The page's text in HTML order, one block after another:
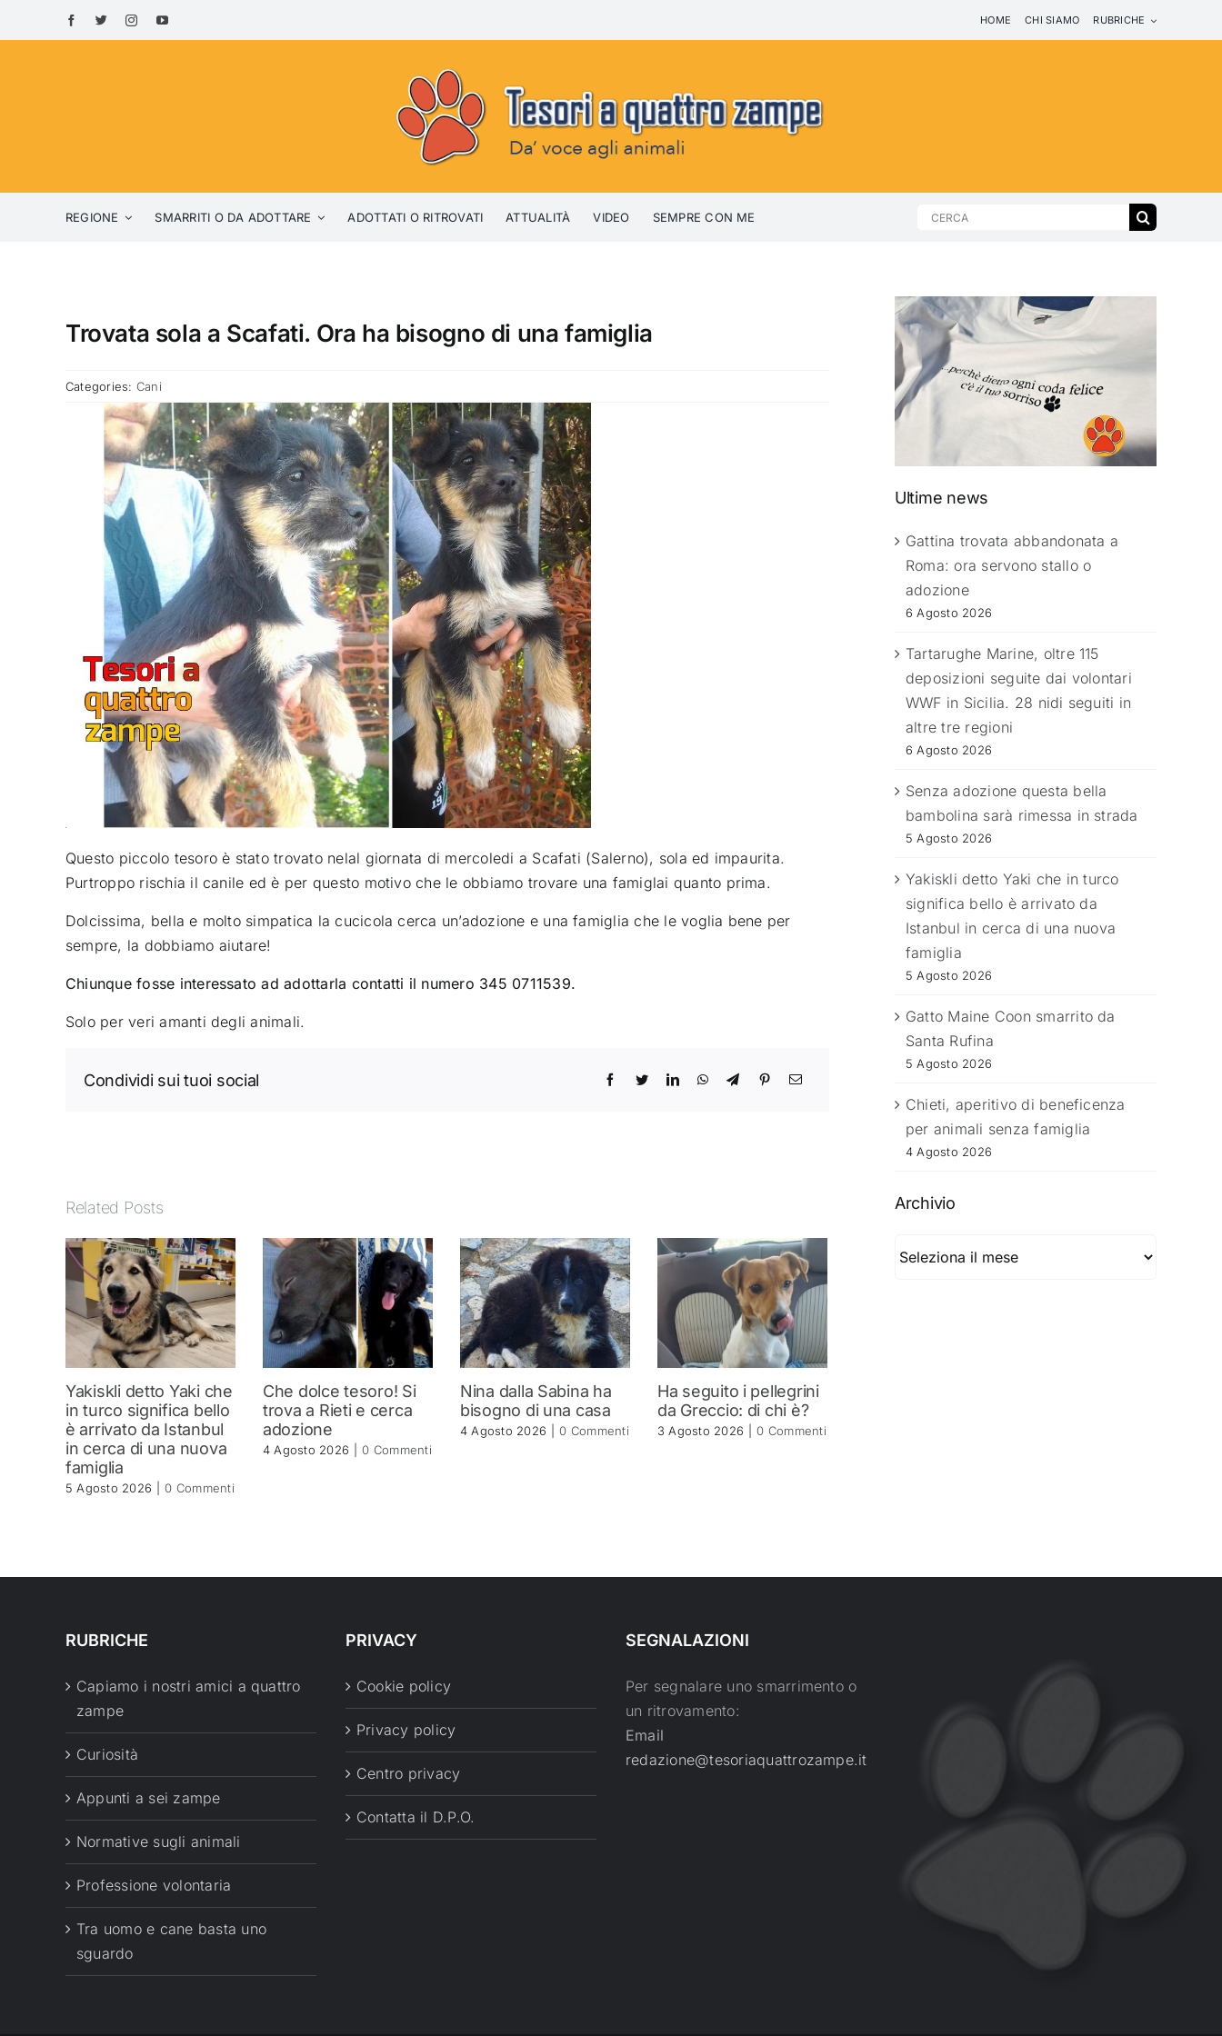
to
HOME CHI SIAMO RUBRICHE
REGIONE SMARRITI O DA ADOTTARE ADOTTATI O RITROVATI ATTUALITÀ VIDEO SEMPRE CON ME
Search
Trovata sola a Scafati. Ora ha bisogno di una famiglia
Categories: Cani
Questo piccolo tesoro è stato trovato nelal giornata di mercoledi a Scafati (Salerno), sola ed impaurita.
Purtroppo rischia il canile ed è per questo motivo che le obbiamo trovare una famiglai quanto prima.
Dolcissima, bella e molto simpatica la cucicola cerca un’adozione e una famiglia che le voglia bene per
sempre, la dobbiamo aiutare!
Chiunque fosse interessato ad adottarla contatti il numero 345 0711539.
Solo per veri amanti degli animali.
Condividi sui tuoi social
Related Posts
Yakiskli detto Yaki che
in turco significa bello
è arrivato da Istanbul
in cerca di una nuova
famiglia
5 Agosto 2026 0 Commenti
Che dolce tesoro! Si
trova a Rieti e cerca
adozione
4 Agosto 2026 0 Commenti
Nina dalla Sabina ha
bisogno di una casa
4 Agosto 2026 0 Commenti
Ha seguito i pellegrini
da Greccio: di chi è?
3 Agosto 2026 0 Commenti
Ultime news
Gattina trovata abbandonata a
Roma: ora servono stallo o
adozione
6 Agosto 2026
Tartarughe Marine, oltre 115
deposizioni seguite dai volontari
WWF in Sicilia. 28 nidi seguiti in
altre tre regioni
6 Agosto 2026
Senza adozione questa bella
bambolina sarà rimessa in strada
5 Agosto 2026
Yakiskli detto Yaki che in turco
significa bello è arrivato da
Istanbul in cerca di una nuova
famiglia
5 Agosto 2026
Gatto Maine Coon smarrito da
Santa Rufina
5 Agosto 2026
Chieti, aperitivo di beneficenza
per animali senza famiglia
4 Agosto 2026
Archivio
RUBRICHE
Capiamo i nostri amici a quattro
zampe
Curiosità
Appunti a sei zampe
Normative sugli animali
Professione volontaria
Tra uomo e cane basta uno
sguardo
PRIVACY
Cookie policy
Privacy policy
Centro privacy
Contatta il D.P.O.
SEGNALAZIONI
Per segnalare uno smarrimento o
un ritrovamento:
Email
redazione@tesoriaquattrozampe.it